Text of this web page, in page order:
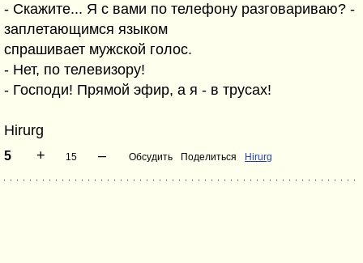
- Скажите... Я с вами по телефону разговариваю? -
заплетающимся языком
спрашивает мужской голос.
- Нет, по телевизору!
- Господи! Прямой эфир, а я - в трусах!
Hirurg
5 + 15 – Обсудить Поделиться Hirurg